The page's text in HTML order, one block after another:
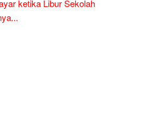
ketika Libur Sekolah